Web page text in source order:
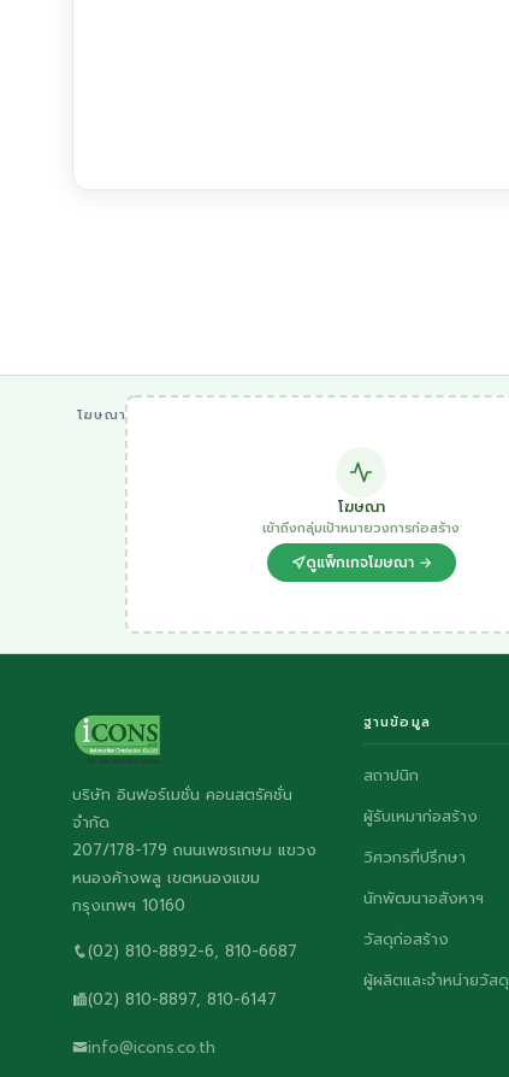
โฆษณา
โฆษณา
เข้าถึงกลุ่มเป้าหมายวงการก่อสร้าง
ดูแพ็กเกจโฆษณา →
บริษัท อินฟอร์เมชั่น คอนสตรัคชั่น
จำกัด
207/178-179 ถนนเพชรเกษม แขวง
หนองค้างพลู เขตหนองแขม
กรุงเทพฯ 10160
(02) 810-8892-6, 810-6687
(02) 810-8897, 810-6147
info@icons.co.th
ฐานข้อมูล
สถาปนิก
ผู้รับเหมาก่อสร้าง
วิศวกรที่ปรึกษา
นักพัฒนาอสังหาฯ
วัสดุก่อสร้าง
ผู้ผลิตและจำหน่ายวัสดุ